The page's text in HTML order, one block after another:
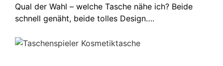
Qual der Wahl – welche Tasche nähe ich? Beide
schnell genäht, beide tolles Design….